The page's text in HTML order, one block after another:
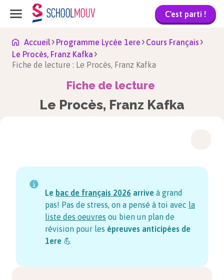
C'est parti !
Accueil Programme Lycée 1ere
Cours Français
Le Procès, Franz Kafka
Fiche de lecture : Le Procès, Franz Kafka
Fiche de lecture
Le Procès, Franz Kafka
Le bac de français 2026 arrive à grand
pas! Pas de stress, on a pensé à toi avec la
liste des oeuvres ou bien un plan de
révision pour les épreuves anticipées de
1ere 💪